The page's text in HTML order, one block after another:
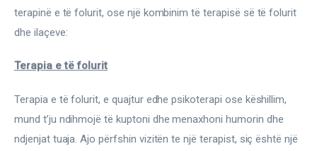
terapinë e të folurit, ose një kombinim të terapisë së të folurit
dhe ilaçeve:
Terapia e të folurit
Terapia e të folurit, e quajtur edhe psikoterapi ose këshillim,
mund t’ju ndihmojë të kuptoni dhe menaxhoni humorin dhe
ndjenjat tuaja. Ajo përfshin vizitën te një terapist, siç është një